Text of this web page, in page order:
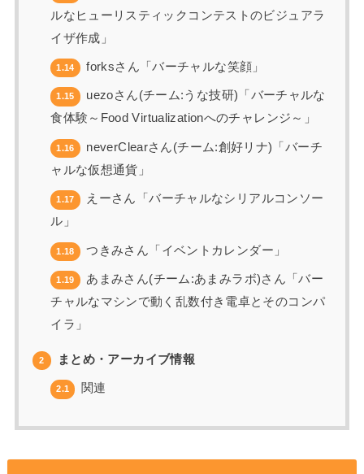
ルなヒューリスティックコンテストのビジュアラ
イザ作成」
1.14 forksさん「バーチャルな笑顔」
1.15
uezoさん(チーム:うな技研)「バーチャルな
食体験～Food Virtualizationへのチャレンジ～」
1.16
neverClearさん(チーム:創好リナ)「バーチ
ャルな仮想通貨」
1.17
えーさん「バーチャルなシリアルコンソー
ル」
1.18 つきみさん「イベントカレンダー」
1.19
あまみさん(チーム:あまみラボ)さん「バー
チャルなマシンで動く乱数付き電卓とそのコンパ
イラ」
2 まとめ・アーカイブ情報
2.1 関連